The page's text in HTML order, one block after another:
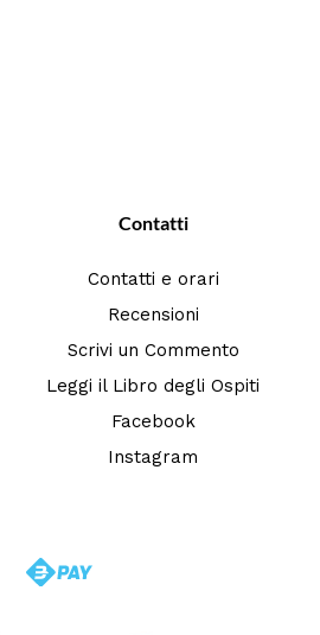
Contatti
Contatti e orari
Recensioni
Scrivi un Commento
Leggi il Libro degli Ospiti
Facebook
Instagram